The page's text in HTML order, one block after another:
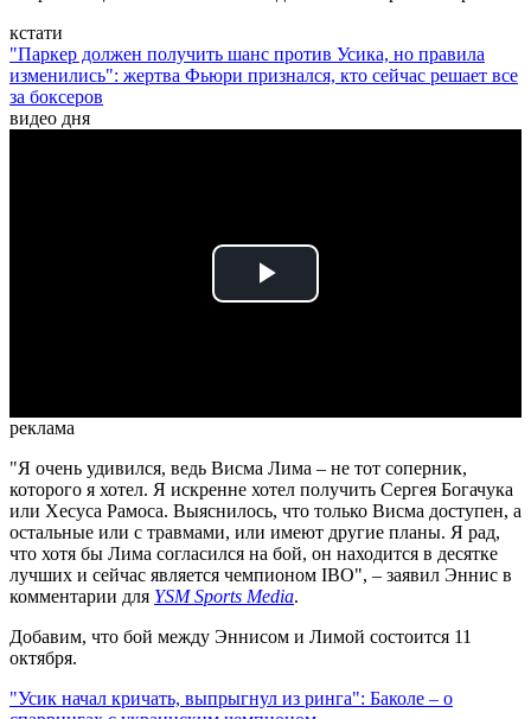
кстати
"Паркер должен получить шанс против Усика, но правила
изменились": жертва Фьюри признался, кто сейчас решает все
за боксеров
видео дня
Play
реклама
"Я очень удивился, ведь Висма Лима – не тот соперник,
которого я хотел. Я искренне хотел получить Сергея Богачука
или Хесуса Рамоса. Выяснилось, что только Висма доступен, а
остальные или с травмами, или имеют другие планы. Я рад,
что хотя бы Лима согласился на бой, он находится в десятке
лучших и сейчас является чемпионом IBO", – заявил Эннис в
комментарии для YSM Sports Media.
Добавим, что бой между Эннисом и Лимой состоится 11
октября.
"Усик начал кричать, выпрыгнул из ринга": Баколе – о